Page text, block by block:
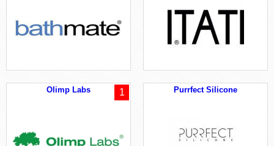
Olimp Labs 1 Purrfect Silicone